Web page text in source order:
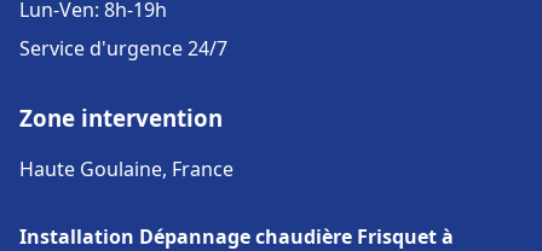
Lun-Ven: 8h-19h
Service d'urgence 24/7
Zone intervention
Haute Goulaine, France
Installation Dépannage chaudière Frisquet à